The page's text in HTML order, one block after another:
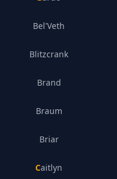
Bel'Veth
Blitzcrank
Brand
Braum
Briar
Caitlyn